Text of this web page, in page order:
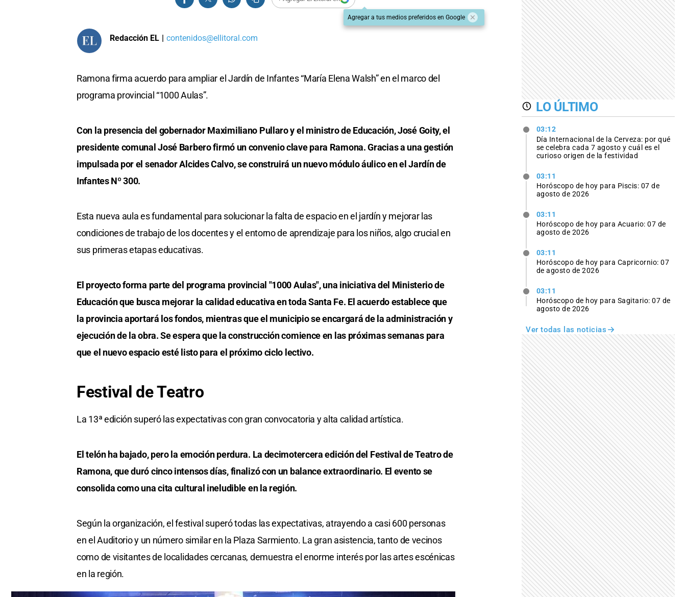
Agregar a tus medios preferidos en Google
Redacción EL | contenidos@ellitoral.com
Ramona firma acuerdo para ampliar el Jardín de Infantes “María Elena Walsh” en el marco del
programa provincial “1000 Aulas”.
Con la presencia del gobernador Maximiliano Pullaro y el ministro de Educación, José Goity, el
presidente comunal José Barbero firmó un convenio clave para Ramona. Gracias a una gestión
impulsada por el senador Alcides Calvo, se construirá un nuevo módulo áulico en el Jardín de
Infantes Nº 300.
Esta nueva aula es fundamental para solucionar la falta de espacio en el jardín y mejorar las
condiciones de trabajo de los docentes y el entorno de aprendizaje para los niños, algo crucial en
sus primeras etapas educativas.
El proyecto forma parte del programa provincial "1000 Aulas", una iniciativa del Ministerio de
Educación que busca mejorar la calidad educativa en toda Santa Fe. El acuerdo establece que
la provincia aportará los fondos, mientras que el municipio se encargará de la administración y
ejecución de la obra. Se espera que la construcción comience en las próximas semanas para
que el nuevo espacio esté listo para el próximo ciclo lectivo.
Festival de Teatro
La 13ª edición superó las expectativas con gran convocatoria y alta calidad artística.
El telón ha bajado, pero la emoción perdura. La decimotercera edición del Festival de Teatro de
Ramona, que duró cinco intensos días, finalizó con un balance extraordinario. El evento se
consolida como una cita cultural ineludible en la región.
Según la organización, el festival superó todas las expectativas, atrayendo a casi 600 personas
en el Auditorio y un número similar en la Plaza Sarmiento. La gran asistencia, tanto de vecinos
como de visitantes de localidades cercanas, demuestra el enorme interés por las artes escénicas
en la región.
LO ÚLTIMO
03:12
Día Internacional de la Cerveza: por qué
se celebra cada 7 agosto y cuál es el
curioso origen de la festividad
03:11
Horóscopo de hoy para Piscis: 07 de
agosto de 2026
03:11
Horóscopo de hoy para Acuario: 07 de
agosto de 2026
03:11
Horóscopo de hoy para Capricornio: 07
de agosto de 2026
03:11
Horóscopo de hoy para Sagitario: 07 de
agosto de 2026
Ver todas las noticias